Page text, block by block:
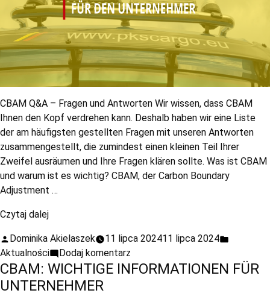
CBAM Q&A – Fragen und Antworten Wir wissen, dass CBAM
Ihnen den Kopf verdrehen kann. Deshalb haben wir eine Liste
der am häufigsten gestellten Fragen mit unseren Antworten
zusammengestellt, die zumindest einen kleinen Teil Ihrer
Zweifel ausräumen und Ihre Fragen klären sollte. Was ist CBAM
und warum ist es wichtig? CBAM, der Carbon Boundary
Adjustment …
Czytaj dalej
Dominika Akielaszek 11 lipca 202411 lipca 2024
Aktualności
Dodaj komentarz
CBAM: WICHTIGE INFORMATIONEN FÜR
UNTERNEHMER